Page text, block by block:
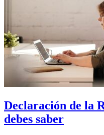
Declaración de la
debes saber